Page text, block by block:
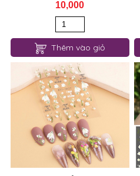
10,000
Thêm vào giỏ